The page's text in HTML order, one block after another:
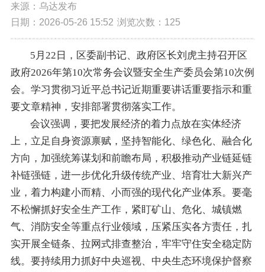
来源：乌达发布
日期：2026-05-26 15:52 浏览次数： 125
5月22日，区委副书记、政府区长刘虎主持召开区
政府2026年第10次常务会议暨安全生产委员会第10次例
会。学习贯彻习近平总书记近期重要讲话重要指示和重
要文章精神，安排部署贯彻落实工作。
会议强调，要把发展经济的着力点放在实体经济
上，立足自身资源禀赋，坚持智能化、绿色化、融合化
方向，加强统筹谋划和前瞻布局，积极推动产业链延链
补链强链，进一步优化升级传统产业、培育壮大新兴产
业，着力构建小而精、小而强的现代化产业体系。要毫
不松懈抓好安全生产工作，紧盯矿山、危化、城镇燃
气、消防安全等重点行业领域，压紧压实各方责任，扎
实开展全链条、拉网式排查整治，牢牢守住安全稳定防
线。要持续用力抓好中央巡视、中央生态环境保护督察